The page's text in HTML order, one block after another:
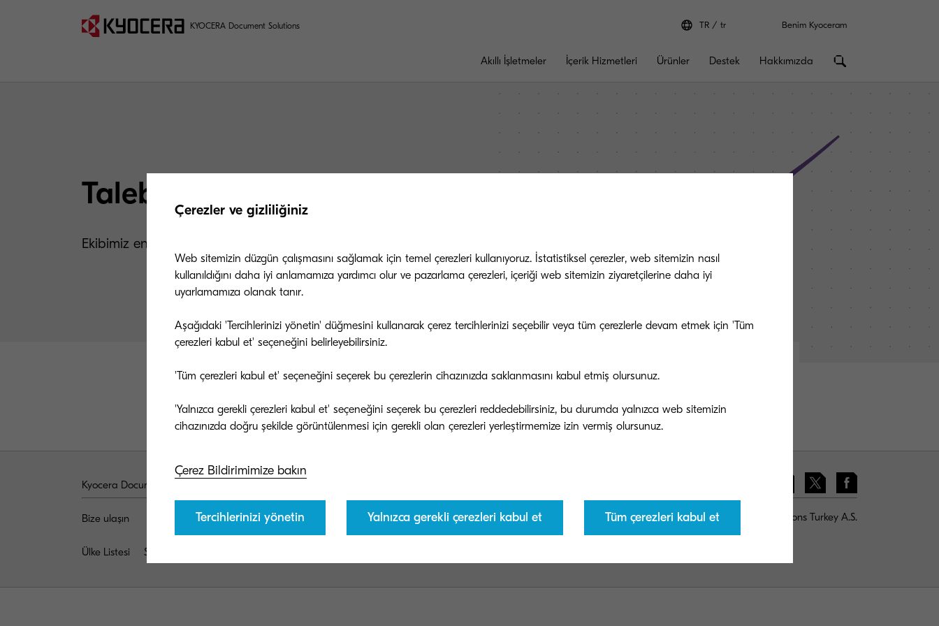
KYOCERA Document Solutions TR tr Benim Kyoceram
Akıllı İşletmeler İçerik Hizmetleri Ürünler Destek Hakkımızda
Talebiniz Alınmıştır
Ekibimiz en kısa sürede sizinle iletişime geçecektir. Teşekkür ederiz.
Kyocera Document Solutions Global
Bize ulaşın Gizlilik ve Çerez Merkezi Kullanım Koşulları Yasal Koşullar & Uyarılar Çerezleri Yönetin
Ülke Listesi Sahteciliğe Karşı Koruma Programı (ACP)
© KYOCERA Bilgitas Document Solutions Turkey A.S.
Çerezler ve gizliliğiniz
Web sitemizin düzgün çalışmasını sağlamak için temel çerezleri kullanıyoruz. İstatistiksel çerezler, web sitemizin nasıl
kullanıldığını daha iyi anlamamıza yardımcı olur ve pazarlama çerezleri, içeriği web sitemizin ziyaretçilerine daha iyi
uyarlamamıza olanak tanır.
Aşağıdaki 'Tercihlerinizi yönetin' düğmesini kullanarak çerez tercihlerinizi seçebilir veya tüm çerezlerle devam etmek için 'Tüm
çerezleri kabul et' seçeneğini belirleyebilirsiniz.
'Tüm çerezleri kabul et' seçeneğini seçerek bu çerezlerin cihazınızda saklanmasını kabul etmiş olursunuz.
'Yalnızca gerekli çerezleri kabul et' seçeneğini seçerek bu çerezleri reddedebilirsiniz, bu durumda yalnızca web sitemizin
cihazınızda doğru şekilde görüntülenmesi için gerekli olan çerezleri yerleştirmemize izin vermiş olursunuz.
Çerez Bildirimimize bakın
Tercihlerinizi yönetin Yalnızca gerekli çerezleri kabul et Tüm çerezleri kabul et